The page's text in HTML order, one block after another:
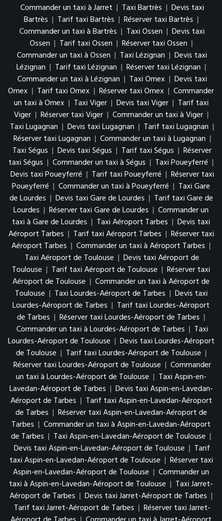
Commander un taxi à Jarret | Taxi Bartrès | Devis taxi
Bartrès | Tarif taxi Bartrès | Réserver taxi Bartrès |
Commander un taxi à Bartrès | Taxi Ossen | Devis taxi
Ossen | Tarif taxi Ossen | Réserver taxi Ossen |
Commander un taxi à Ossen | Taxi Lézignan | Devis taxi
Lézignan | Tarif taxi Lézignan | Réserver taxi Lézignan |
Commander un taxi à Lézignan | Taxi Omex | Devis taxi
Omex | Tarif taxi Omex | Réserver taxi Omex | Commander
un taxi à Omex | Taxi Viger | Devis taxi Viger | Tarif taxi
Viger | Réserver taxi Viger | Commander un taxi à Viger |
Taxi Lugagnan | Devis taxi Lugagnan | Tarif taxi Lugagnan |
Réserver taxi Lugagnan | Commander un taxi à Lugagnan |
Taxi Ségus | Devis taxi Ségus | Tarif taxi Ségus | Réserver
taxi Ségus | Commander un taxi à Ségus | Taxi Poueyferré |
Devis taxi Poueyferré | Tarif taxi Poueyferré | Réserver taxi
Poueyferré | Commander un taxi à Poueyferré | Taxi Gare
de Lourdes | Devis taxi Gare de Lourdes | Tarif taxi Gare de
Lourdes | Réserver taxi Gare de Lourdes | Commander un
taxi à Gare de Lourdes | Taxi Aéroport Tarbes | Devis taxi
Aéroport Tarbes | Tarif taxi Aéroport Tarbes | Réserver taxi
Aéroport Tarbes | Commander un taxi à Aéroport Tarbes |
Taxi Aéroport de Toulouse | Devis taxi Aéroport de
Toulouse | Tarif taxi Aéroport de Toulouse | Réserver taxi
Aéroport de Toulouse | Commander un taxi à Aéroport de
Toulouse | Taxi Lourdes-Aéroport de Tarbes | Devis taxi
Lourdes-Aéroport de Tarbes | Tarif taxi Lourdes-Aéroport
de Tarbes | Réserver taxi Lourdes-Aéroport de Tarbes |
Commander un taxi à Lourdes-Aéroport de Tarbes | Taxi
Lourdes-Aéroport de Toulouse | Devis taxi Lourdes-Aéroport
de Toulouse | Tarif taxi Lourdes-Aéroport de Toulouse |
Réserver taxi Lourdes-Aéroport de Toulouse | Commander
un taxi à Lourdes-Aéroport de Toulouse | Taxi Aspin-en-
Lavedan-Aéroport de Tarbes | Devis taxi Aspin-en-Lavedan-
Aéroport de Tarbes | Tarif taxi Aspin-en-Lavedan-Aéroport
de Tarbes | Réserver taxi Aspin-en-Lavedan-Aéroport de
Tarbes | Commander un taxi à Aspin-en-Lavedan-Aéroport
de Tarbes | Taxi Aspin-en-Lavedan-Aéroport de Toulouse |
Devis taxi Aspin-en-Lavedan-Aéroport de Toulouse | Tarif
taxi Aspin-en-Lavedan-Aéroport de Toulouse | Réserver taxi
Aspin-en-Lavedan-Aéroport de Toulouse | Commander un
taxi à Aspin-en-Lavedan-Aéroport de Toulouse | Taxi Jarret-
Aéroport de Tarbes | Devis taxi Jarret-Aéroport de Tarbes |
Tarif taxi Jarret-Aéroport de Tarbes | Réserver taxi Jarret-